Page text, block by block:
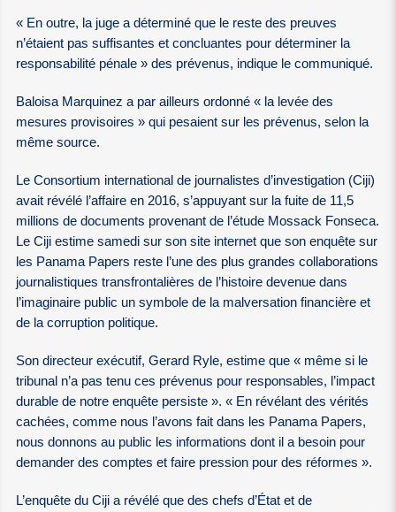
« En outre, la juge a déterminé que le reste des preuves
n’étaient pas suffisantes et concluantes pour déterminer la
responsabilité pénale » des prévenus, indique le communiqué.
Baloisa Marquinez a par ailleurs ordonné « la levée des
mesures provisoires » qui pesaient sur les prévenus, selon la
même source.
Le Consortium international de journalistes d’investigation (Ciji)
avait révélé l’affaire en 2016, s’appuyant sur la fuite de 11,5
millions de documents provenant de l’étude Mossack Fonseca.
Le Ciji estime samedi sur son site internet que son enquête sur
les Panama Papers reste l’une des plus grandes collaborations
journalistiques transfrontalières de l’histoire devenue dans
l’imaginaire public un symbole de la malversation financière et
de la corruption politique.
Son directeur exécutif, Gerard Ryle, estime que « même si le
tribunal n’a pas tenu ces prévenus pour responsables, l’impact
durable de notre enquête persiste ». « En révélant des vérités
cachées, comme nous l’avons fait dans les Panama Papers,
nous donnons au public les informations dont il a besoin pour
demander des comptes et faire pression pour des réformes ».
L’enquête du Ciji a révélé que des chefs d’État et de